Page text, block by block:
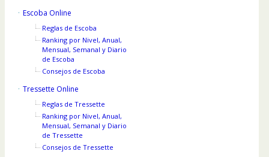
Escoba Online
Reglas de Escoba
Ranking por Nivel, Anual,
Mensual, Semanal y Diario
de Escoba
Consejos de Escoba
Tressette Online
Reglas de Tressette
Ranking por Nivel, Anual,
Mensual, Semanal y Diario
de Tressette
Consejos de Tressette